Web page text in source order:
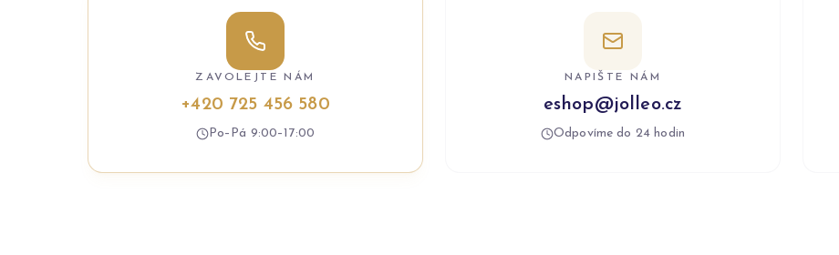
ZAVOLEJTE NÁM
+420 725 456 580
Po–Pá 9:00–17:00
NAPIŠTE NÁM
eshop@jolleo.cz
Odpovíme do 24 hodin